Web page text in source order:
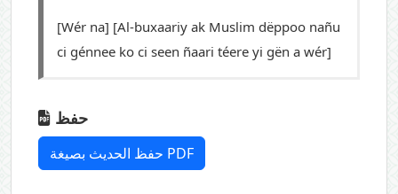
[Wér na] [Al-buxaariy ak Muslim dëppoo nañu
ci génnee ko ci seen ñaari téere yi gën a wér]
حفظ
حفظ الحديث بصيغة PDF